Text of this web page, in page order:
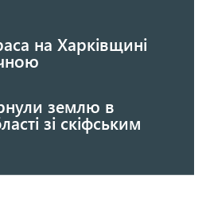
на Харківщині
землю в
зі скіфським